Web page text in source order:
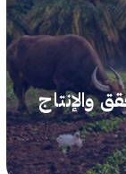
والإنتاج